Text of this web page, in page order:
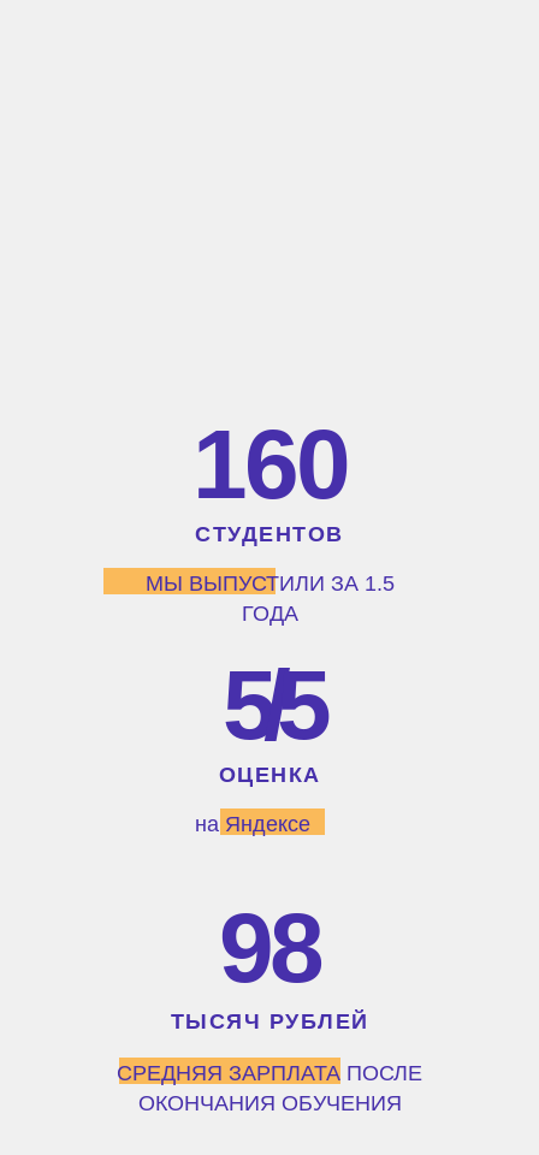
160
СТУДЕНТОВ
МЫ ВЫПУСТИЛИ ЗА 1.5
ГОДА
5/5
ОЦЕНКА
на Яндексе
98
ТЫСЯЧ РУБЛЕЙ
СРЕДНЯЯ ЗАРПЛАТА ПОСЛЕ
ОКОНЧАНИЯ ОБУЧЕНИЯ